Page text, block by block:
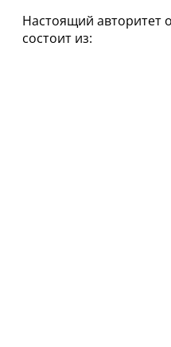
Настоящий авторитет
состоит из: